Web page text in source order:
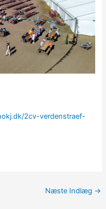
2cv-verdenstraef-
Næste Indlæg →